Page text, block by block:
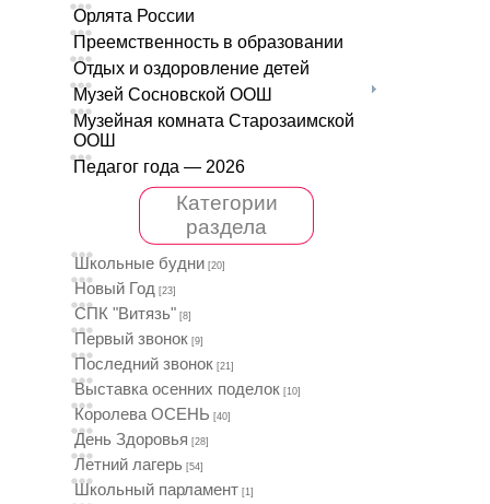
Орлята России
Преемственность в образовании
Отдых и оздоровление детей
Музей Сосновской ООШ
Музейная комната Старозаимской
ООШ
Педагог года — 2026
Категории
раздела
Школьные будни [20]
Новый Год [23]
СПК "Витязь" [8]
Первый звонок [9]
Последний звонок [21]
Выставка осенних поделок [10]
Королева ОСЕНЬ [40]
День Здоровья [28]
Летний лагерь [54]
Школьный парламент [1]